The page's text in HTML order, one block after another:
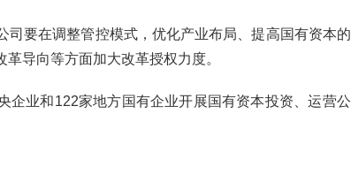
要在调整管控模式，优化产业布局、提高国有资本
导向等方面加大改革授权力度。
企业和122家地方国有企业开展国有资本投资、运营公